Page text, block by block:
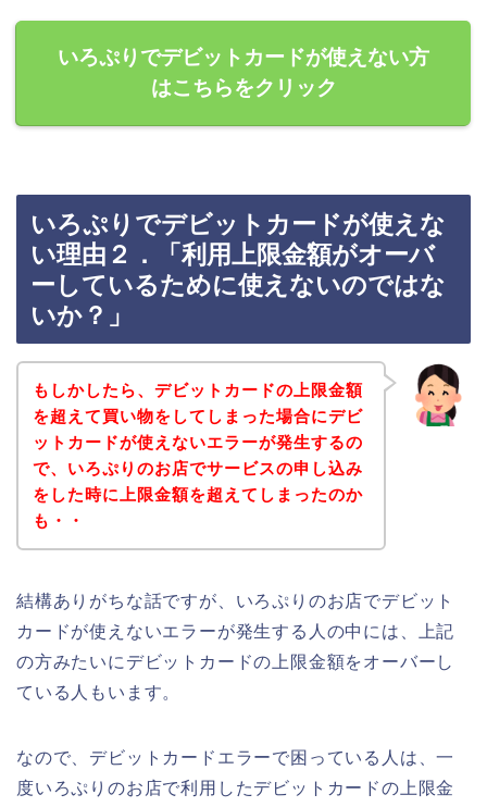
いろぷりでデビットカードが使えない方
はこちらをクリック
いろぷりでデビットカードが使えな
い理由２．「利用上限金額がオーバ
ーしているために使えないのではな
いか？」
もしかしたら、デビットカードの上限金額
を超えて買い物をしてしまった場合にデビ
ットカードが使えないエラーが発生するの
で、いろぷりのお店でサービスの申し込み
をした時に上限金額を超えてしまったのか
も・・
結構ありがちな話ですが、いろぷりのお店でデビット
カードが使えないエラーが発生する人の中には、上記
の方みたいにデビットカードの上限金額をオーバーし
ている人もいます。
なので、デビットカードエラーで困っている人は、一
度いろぷりのお店で利用したデビットカードの上限金